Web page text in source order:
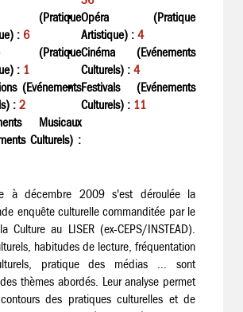
(Pratique
: 6
Opéra (Pratique
Artistique) : 4
(Pratique
: 1
Cinéma (Evénements
Culturels) : 4
(Evénements
: 2
Festivals (Evénements
Culturels) : 11
Musicaux
Culturels) :
à décembre 2009 s'est déroulée la
enquête culturelle commanditée par le
Culture au LISER (ex-CEPS/INSTEAD).
habitudes de lecture, fréquentation
pratique des médias ... sont
thèmes abordés. Leur analyse permet
des pratiques culturelles et de